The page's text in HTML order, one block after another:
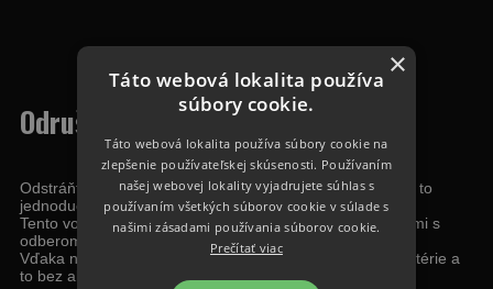
Odrušovací filter pre sonar
Odstráňte rušenie sonarov spôsobené elektromotorom a to
jednoducho a efektivne.
Tento vodotesný filter môžete pouźiť so všetkými značkami s
odberom do 3,5 A.
Vďaka nemu môžete používať sonar aj motor z jednej batérie a
to bez akéhokoľvek rušenia.
×
Táto webová lokalita používa
súbory cookie.
Táto webová lokalita používa súbory cookie na
zlepšenie používateľskej skúsenosti. Používaním
našej webovej lokality vyjadrujete súhlas s
používaním všetkých súborov cookie v súlade s
našimi zásadami používania súborov cookie.
Prečítať viac